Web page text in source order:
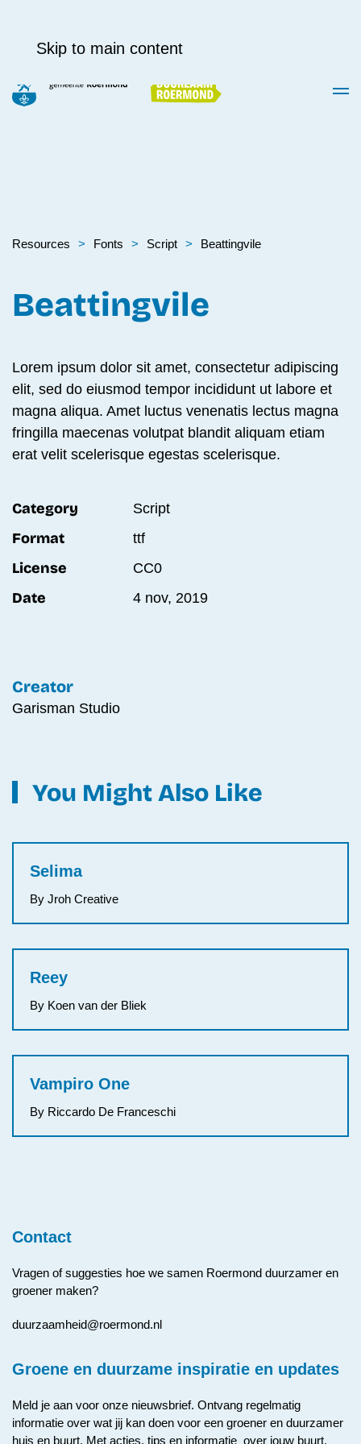
Skip to main content
Resources Fonts Script Beattingvile
Beattingvile
Lorem ipsum dolor sit amet, consectetur adipiscing
elit, sed do eiusmod tempor incididunt ut labore et
magna aliqua. Amet luctus venenatis lectus magna
fringilla maecenas volutpat blandit aliquam etiam
erat velit scelerisque egestas scelerisque.
Category Script
Format ttf
License CC0
Date 4 nov, 2019
Creator
Garisman Studio
You Might Also Like
Selima
By Jroh Creative
Reey
By Koen van der Bliek
Vampiro One
By Riccardo De Franceschi
Contact
Vragen of suggesties hoe we samen Roermond duurzamer en
groener maken?
duurzaamheid@roermond.nl
Groene en duurzame inspiratie en updates
Meld je aan voor onze nieuwsbrief. Ontvang regelmatig
informatie over wat jij kan doen voor een groener en duurzamer
huis en buurt. Met acties, tips en informatie over jouw buurt.